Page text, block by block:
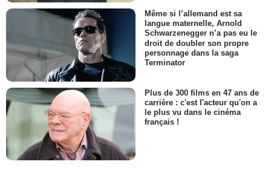
Même si l’allemand est sa
langue maternelle, Arnold
Schwarzenegger n’a pas eu le
droit de doubler son propre
personnage dans la saga
Terminator
Plus de 300 films en 47 ans de
carrière : c'est l'acteur qu'on a
le plus vu dans le cinéma
français !